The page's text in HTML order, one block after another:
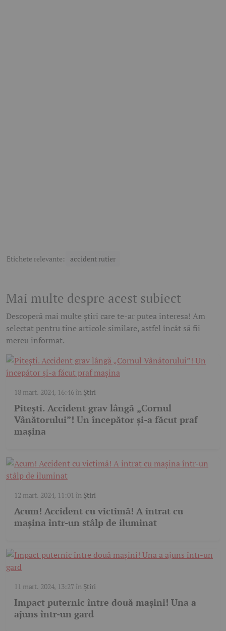
Etichete relevante: accident rutier
Mai multe despre acest subiect
Descoperă mai multe știri care te-ar putea interesa! Am
selectat pentru tine articole similare, astfel încât să fii
mereu informat.
18 mart. 2024, 16:46în Știri
Pitești. Accident grav lângă „Cornul
Vânătorului”! Un începător și-a făcut praf
mașina
12 mart. 2024, 11:01 în Știri
Acum! Accident cu victimă! A intrat cu
mașina într-un stâlp de iluminat
11 mart. 2024, 13:27în Știri
Impact puternic între două mașini! Una a
ajuns într-un gard